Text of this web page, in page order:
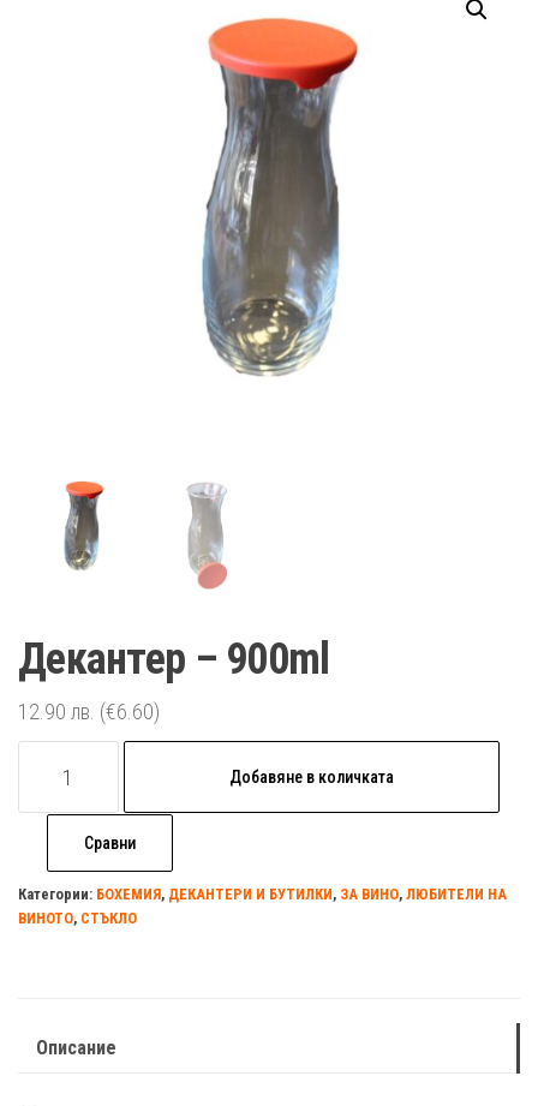
Декантер – 900ml
12.90 лв. (€6.60)
Декантер
900ml
Добавяне в количката
Сравни
Категории: БОХЕМИЯ, ДЕКАНТЕРИ И БУТИЛКИ, ЗА ВИНО, ЛЮБИТЕЛИ НА
ВИНОТО, СТЪКЛО
Описание